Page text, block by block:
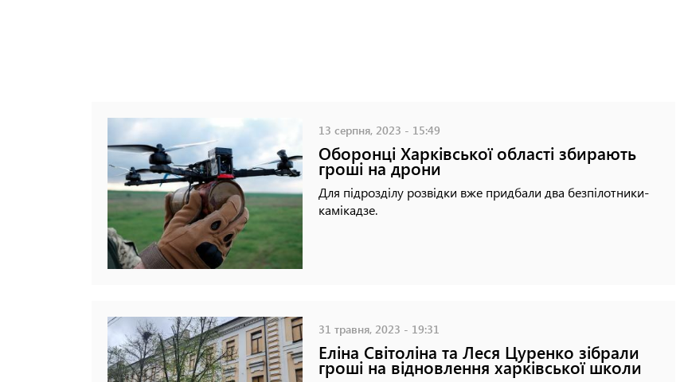
13 серпня, 2023 - 15:49
Оборонці Харківської області збирають
гроші на дрони
Для підрозділу розвідки вже придбали два безпілотники-
камікадзе.
31 травня, 2023 - 19:31
Еліна Світоліна та Леся Цуренко зібрали
гроші на відновлення харківської школи